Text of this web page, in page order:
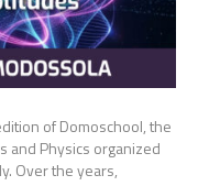
of Domoschool, the
and Physics organized
Over the years,